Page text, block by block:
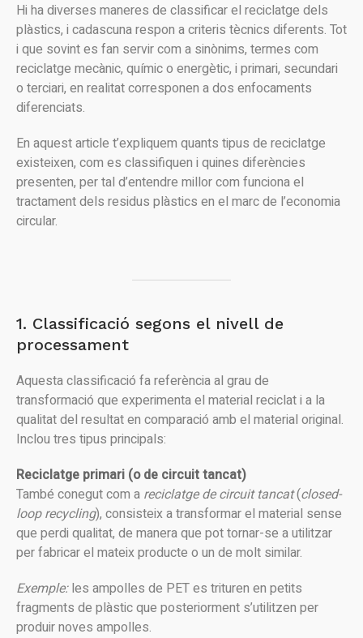
Hi ha diverses maneres de classificar el reciclatge dels
plàstics, i cadascuna respon a criteris tècnics diferents. Tot
i que sovint es fan servir com a sinònims, termes com
reciclatge mecànic, químic o energètic, i primari, secundari
o terciari, en realitat corresponen a dos enfocaments
diferenciats.
En aquest article t’expliquem quants tipus de reciclatge
existeixen, com es classifiquen i quines diferències
presenten, per tal d’entendre millor com funciona el
tractament dels residus plàstics en el marc de l’economia
circular.
1. Classificació segons el nivell de
processament
Aquesta classificació fa referència al grau de
transformació que experimenta el material reciclat i a la
qualitat del resultat en comparació amb el material original.
Inclou tres tipus principals:
Reciclatge primari (o de circuit tancat)
També conegut com a reciclatge de circuit tancat(closed-
loop recycling), consisteix a transformar el material sense
que perdi qualitat, de manera que pot tornar-se a utilitzar
per fabricar el mateix producte o un de molt similar.
Exemple:les ampolles de PET es trituren en petits
fragments de plàstic que posteriorment s’utilitzen per
produir noves ampolles.